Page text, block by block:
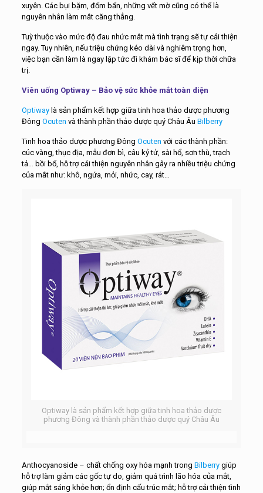
xuyên. Các bụi bặm, đốm bẩn, những vết mờ cũng có thể là
nguyên nhân làm mắt căng thẳng.
Tuỳ thuộc vào mức độ đau nhức mắt mà tình trạng sẽ tự cải thiện
ngay. Tuy nhiên, nếu triệu chứng kéo dài và nghiêm trọng hơn,
việc bạn cần làm là ngay lập tức đi khám bác sĩ để kịp thời chữa
trị.
Viên uống Optiway – Bảo vệ sức khỏe mắt toàn diện
Optiway là sản phẩm kết hợp giữa tinh hoa thảo dược phương
Đông Ocuten và thành phần thảo dược quý Châu Âu Bilberry
Tinh hoa thảo dược phương Đông Ocuten với các thành phần:
cúc vàng, thục địa, mẫu đơn bì, câu kỷ tử, sài hổ, sơn thù, trạch
tả… bồi bổ, hỗ trợ cải thiện nguyên nhân gây ra nhiều triệu chứng
của mắt như: khô, ngứa, mỏi, nhức, cay, rát…
Optiway là sản phẩm kết hợp giữa tinh hoa thảo dược
phương Đông và thành phần thảo dược quý Châu Âu
Anthocyanoside – chất chống oxy hóa mạnh trong Bilberry giúp
hỗ trợ làm giảm các gốc tự do, giảm quá trình lão hóa của mắt,
giúp mắt sáng khỏe hơn; ổn định cấu trúc mắt; hỗ trợ cải thiện tình